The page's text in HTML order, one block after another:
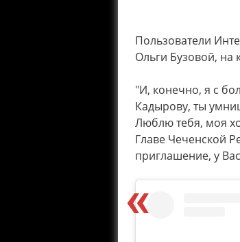
Пользователи
Ольги Бузовой, на
"И, конечно, я с
Кадырову, ты
Люблю тебя, моя
Главе Чеченской
приглашение, у